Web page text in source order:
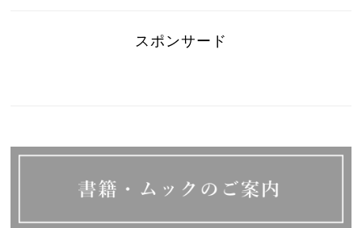
スポンサード